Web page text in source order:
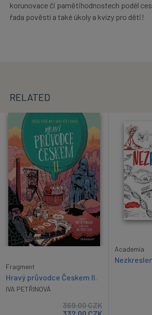
korunovace či pamětihodnostech podél
řada pověstí a také úkoly a kvízy pro děti!
RELATED
Fragment
Hravý průvodce Českem II.
IVA PETŘINOVÁ
369.00CZK
Academia